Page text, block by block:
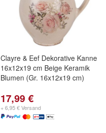
Clayre & Eef Dekorative Kanne
16x12x19 cm Beige Keramik
Blumen (Gr. 16x12x19 cm)
17,99 €
+ 6,95 € Versand